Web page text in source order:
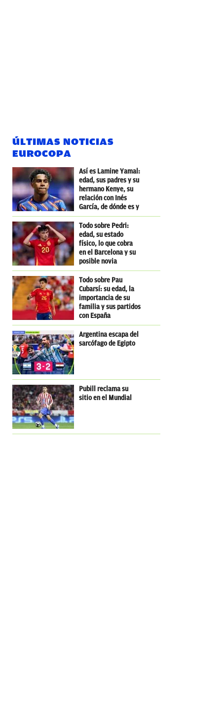
ÚLTIMAS NOTICIAS
EUROCOPA
Así es Lamine Yamal:
edad, sus padres y su
hermano Kenye, su
relación con Inés
García, de dónde es y
dónde nació
Todo sobre Pedri:
edad, su estado
físico, lo que cobra
en el Barcelona y su
posible novia
influencer
Todo sobre Pau
Cubarsí: su edad, la
importancia de su
familia y sus partidos
con España
Argentina escapa del
sarcófago de Egipto
Pubill reclama su
sitio en el Mundial